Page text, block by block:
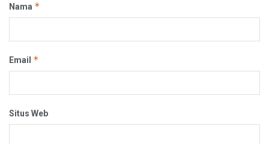
Nama *
Email *
Situs Web